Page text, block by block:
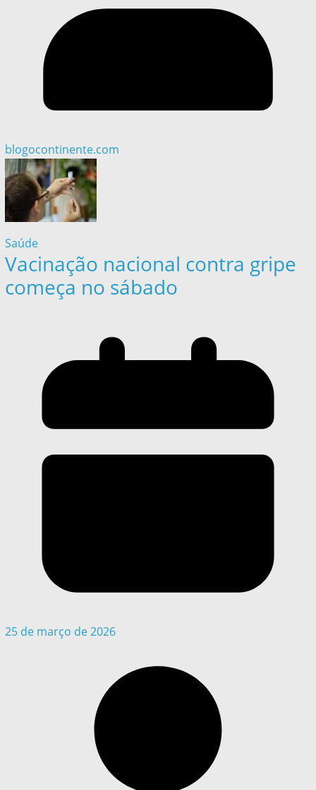
blogocontinente.com
Saúde
Vacinação nacional contra gripe
começa no sábado
25 de março de 2026